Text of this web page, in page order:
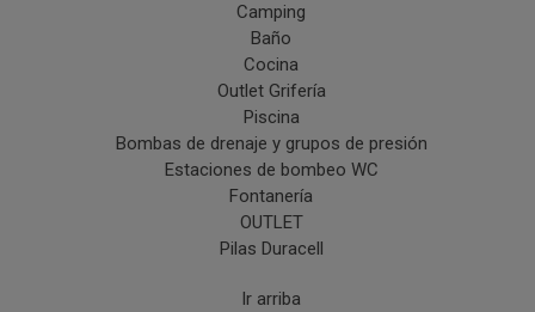
Camping
Baño
Cocina
Outlet Grifería
Piscina
Bombas de drenaje y grupos de presión
Estaciones de bombeo WC
Fontanería
OUTLET
Pilas Duracell
Ir arriba